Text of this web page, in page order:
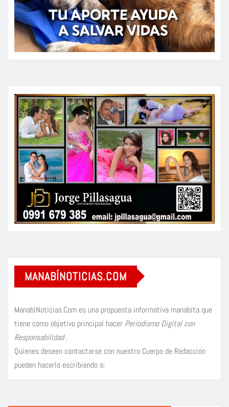
MANABÍNOTICIAS.COM
ManabíNoticias.Com es una propuesta informativa manabita que
tiene como objetivo principal hacer Periodismo Digital con
Responsabilidad.
Quienes deseen contactarse con nuestro Cuerpo de Redacción
pueden hacerlo escribiendo a: